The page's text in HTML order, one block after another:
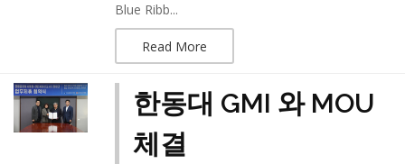
Blue Ribb...
Read More
한동대 GMI 와 MOU
체결